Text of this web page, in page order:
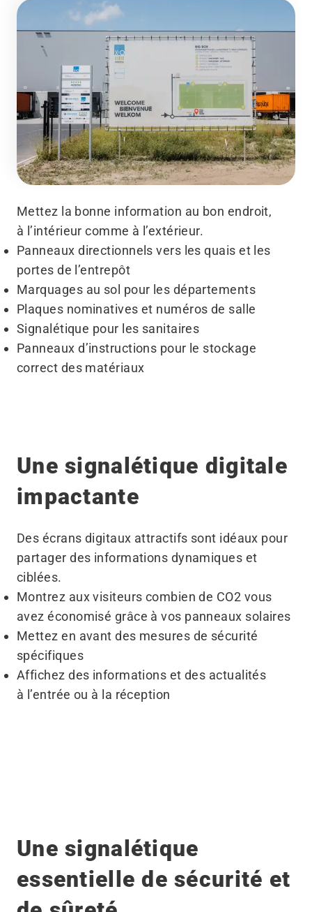
Mettez la bonne information au bon endroit,
à l’intérieur comme à l’extérieur.
Panneaux directionnels vers les quais et les
portes de l’entrepôt
Marquages au sol pour les départements
Plaques nominatives et numéros de salle
Signalétique pour les sanitaires
Panneaux d’instructions pour le stockage
correct des matériaux
Une signalétique digitale
impactante
Des écrans digitaux attractifs sont idéaux pour
partager des informations dynamiques et
ciblées.
Montrez aux visiteurs combien de CO2 vous
avez économisé grâce à vos panneaux solaires
Mettez en avant des mesures de sécurité
spécifiques
Affichez des informations et des actualités
à l’entrée ou à la réception
Une signalétique
essentielle de sécurité et